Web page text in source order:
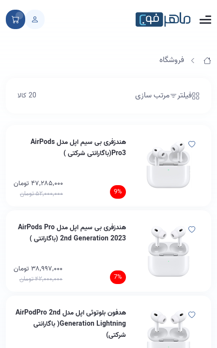
فروشگاه
فیلتر مرتب سازی 20 کالا
هندزفری بی سیم اپل مدل AirPods
Pro3(باگارانتی شرکتی )
۴۷,۲۸۵,۰۰۰ تومان
۵۲,۰۰۰,۰۰۰ تومان 9%
هندزفری بی سیم اپل مدل AirPods Pro
2nd Generation 2023 (باگارانتی )
۳۸,۹۹۷,۰۰۰ تومان
۴۲,۰۰۰,۰۰۰ تومان 7%
هدفون بلوتوثی اپل مدل AirPodPro 2nd
Generation Lightning( باگارانتی
شرکتی)